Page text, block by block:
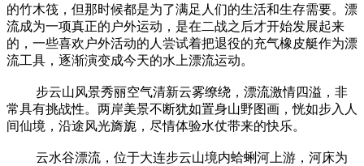
的竹木筏，但那时候都是为了满足人们的生活和生存需要。漂
流成为一项真正的户外运动，是在二战之后才开始发展起来
的，一些喜欢户外活动的人尝试着把退役的充气橡皮艇作为漂
流工具，逐渐演变成今天的水上漂流运动。
步云山风景秀丽空气清新云雾缭绕，漂流激情四溢，非
常具有挑战性。两岸美景不断犹如置身山野图画，恍如步入人
间仙境，沿途风光旖旎，尽情体验水仗带来的快乐。
云水谷漂流，位于大连步云山境内蛤蜊河上游，河床为